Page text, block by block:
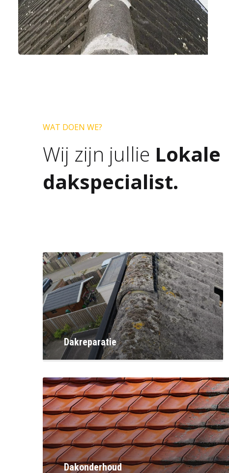
WAT DOEN WE?
Wij zijn jullie Lokale
dakspecialist.
Dakreparatie
Dakonderhoud